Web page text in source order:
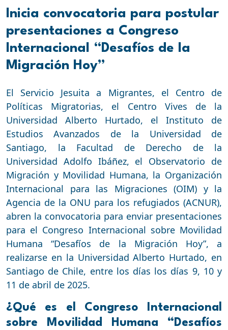
Inicia convocatoria para postular
presentaciones a Congreso
Internacional “Desafíos de la
Migración Hoy”
El Servicio Jesuita a Migrantes, el Centro de
Políticas Migratorias, el Centro Vives de la
Universidad Alberto Hurtado, el Instituto de
Estudios Avanzados de la Universidad de
Santiago, la Facultad de Derecho de la
Universidad Adolfo Ibáñez, el Observatorio de
Migración y Movilidad Humana, la Organización
Internacional para las Migraciones (OIM) y la
Agencia de la ONU para los refugiados (ACNUR),
abren la convocatoria para enviar presentaciones
para el Congreso Internacional sobre Movilidad
Humana “Desafíos de la Migración Hoy”, a
realizarse en la Universidad Alberto Hurtado, en
Santiago de Chile, entre los días los días 9, 10 y
11 de abril de 2025.
¿Qué es el Congreso Internacional
sobre Movilidad Humana “Desafíos